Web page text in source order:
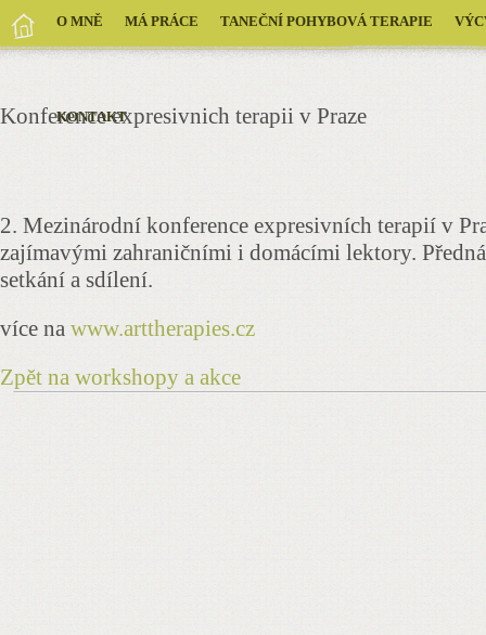
O MNĚ MÁ PRÁCE TANEČNÍ POHYBOVÁ TERAPIE
KONTAKT
Konference expresivnich terapii v Praze
2. Mezinárodní konference expresivních terapií v
zajímavými zahraničními i domácími lektory.
setkání a sdílení.
více na www.arttherapies.cz
Zpět na workshopy a akce